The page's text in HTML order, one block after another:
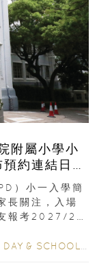
附屬小學小
約連結日期
）小一入學簡
長關注，入場
報考2027/28
& SCHOOL EVENTS